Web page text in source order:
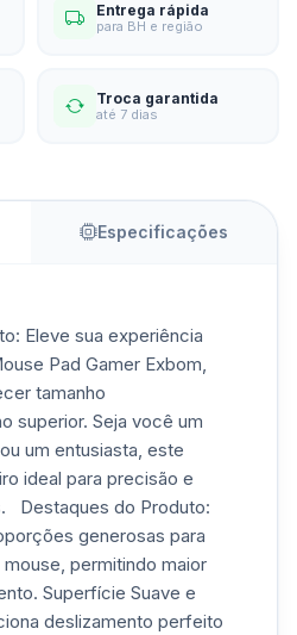
Entrega rápida
para BH e região
Troca garantida
até 7 dias
Especificações
Eleve sua experiência
Pad Gamer Exbom,
tamanho
superior. Seja você um
um entusiasta, este
ideal para precisão e
Destaques do Produto:
generosas para
permitindo maior
Superfície Suave e
deslizamento perfeito